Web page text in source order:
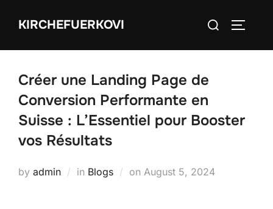
KIRCHEFUERKOVI
Search
Créer une Landing Page de
Conversion Performante en
Suisse : L’Essentiel pour Booster
vos Résultats
by admin in Blogs on Posted
August 5, 2024